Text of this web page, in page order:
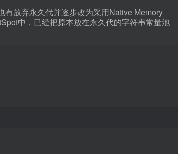
放弃永久代并逐步改为采用Native Memory
中，已经把原本放在永久代的字符串常量池